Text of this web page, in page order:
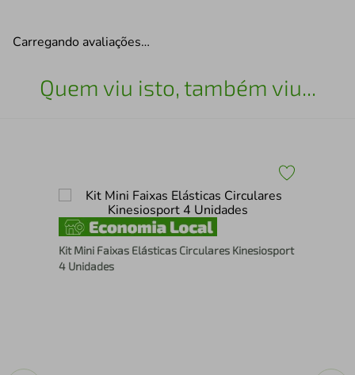
Carregando avaliações…
Quem viu isto, também viu...
Kit Mini Faixas Elásticas Circulares Kinesiosport
4 Unidades